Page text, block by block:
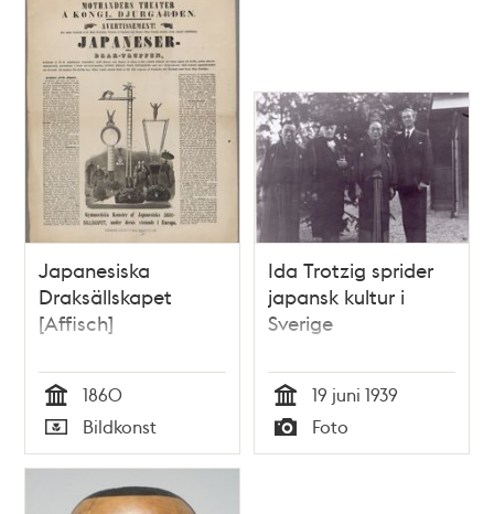
Japanesiska
Draksällskapet
[Affisch]
Tid
1860
Typ
Bildkonst
Ida Trotzig sprider
japansk kultur i
Sverige
Tid
19 juni 1939
Typ
Foto